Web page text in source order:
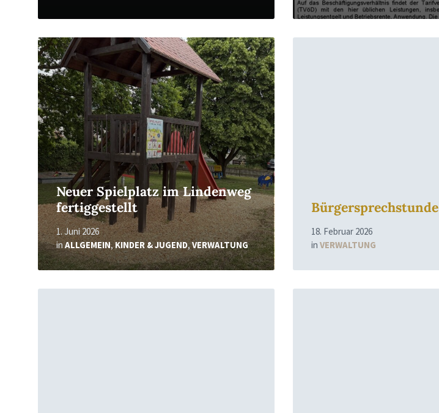
Neuer Spielplatz im Lindenweg
fertiggestellt
1. Juni 2026
inALLGEMEIN,KINDER & JUGEND,VERWALTUNG
Read
More
Bürgersprechstunde
18. Februar 2026
in VERWALTUNG
Read
Read
Read